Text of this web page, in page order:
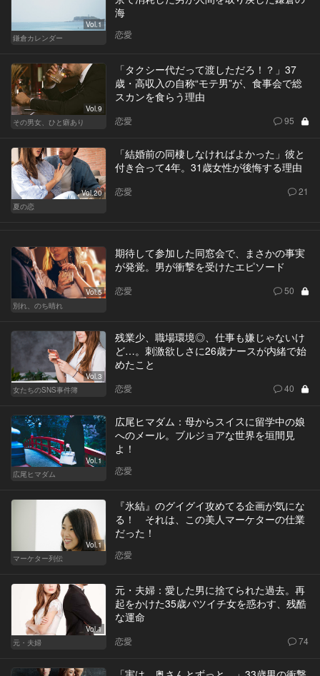
Vol.1
鎌倉カレンダー
海
恋愛
Vol.9
その男女、ひと癖あり
「タクシー代だって渡しただろ！？」37
歳・高収入の自称“モテ男”が、食事会で総
スカンを食らう理由
恋愛 95
Vol.20
夏の恋
「結婚前の同棲しなければよかった」彼と
付き合って4年。31歳女性が後悔する理由
恋愛 21
Vol.5
別れ、のち晴れ
期待して参加した同窓会で、まさかの事実
が発覚。男が衝撃を受けたエピソード
恋愛 50
Vol.3
女たちのSNS事件簿
残業少、職場環境◎、仕事も嫌じゃないけ
ど…。刺激欲しさに26歳ナースが内緒で始
めたこと
恋愛 40
Vol.1
広尾ヒマダム
広尾ヒマダム：母からスイスに留学中の娘
へのメール。ブルジョアな世界を垣間見
よ！
恋愛
Vol.1
マーケター列伝
『氷結』のグイグイ攻めてる企画が気にな
る！ それは、この美人マーケターの仕業
だった！
恋愛
Vol.1
元・夫婦
元・夫婦：愛した男に捨てられた過去。再
起をかけた35歳バツイチ女を惑わす、残酷
な運命
恋愛 74